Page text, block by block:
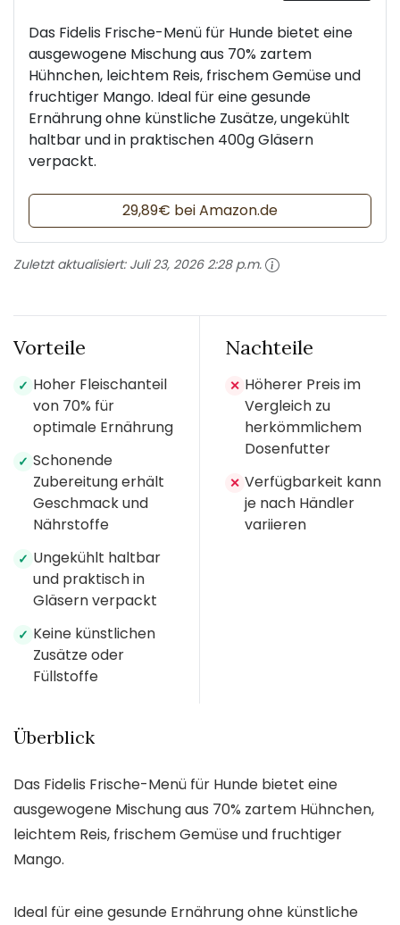
Das Fidelis Frische-Menü für Hunde bietet eine
ausgewogene Mischung aus 70% zartem
Hühnchen, leichtem Reis, frischem Gemüse und
fruchtiger Mango. Ideal für eine gesunde
Ernährung ohne künstliche Zusätze, ungekühlt
haltbar und in praktischen 400g Gläsern
verpackt.
29,89€ bei Amazon.de
Zuletzt aktualisiert: Juli 23, 2026 2:28 p.m.
Vorteile
✓ Hoher Fleischanteil
von 70% für
optimale Ernährung
✓ Schonende
Zubereitung erhält
Geschmack und
Nährstoffe
✓ Ungekühlt haltbar
und praktisch in
Gläsern verpackt
✓ Keine künstlichen
Zusätze oder
Füllstoffe
Nachteile
✕ Höherer Preis im
Vergleich zu
herkömmlichem
Dosenfutter
✕ Verfügbarkeit kann
je nach Händler
variieren
Überblick
Das Fidelis Frische-Menü für Hunde bietet eine
ausgewogene Mischung aus 70% zartem Hühnchen,
leichtem Reis, frischem Gemüse und fruchtiger
Mango.
Ideal für eine gesunde Ernährung ohne künstliche